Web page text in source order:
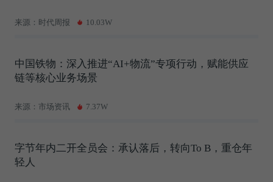
来源：时代周报 10.03W
中国铁物：深入推进“AI+物流”专项行动，赋能供应
链等核心业务场景
来源：市场资讯 7.37W
字节年内二开全员会：承认落后，转向To B，重仓年
轻人